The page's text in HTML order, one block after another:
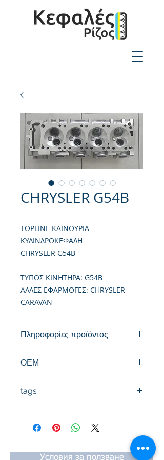
CHRYSLER G54B
TOPLINE ΚΑΙΝΟΥΡΙΑ
ΚΥΛΙΝΔΡΟΚΕΦΑΛΗ
CHRYSLER G54B
TΥΠΟΣ ΚΙΝΗΤΗΡΑ: G54B
ΑΛΛΕΣ ΕΦΑΡΜΟΓΕΣ: CHRYSLER
CARAVAN
Πληροφορίες προϊόντος
ΟΕΜ
tags
#Κυλινδροκεφαλή #Κεφαλάρι
#TPTOPLINE
Условия за ползване